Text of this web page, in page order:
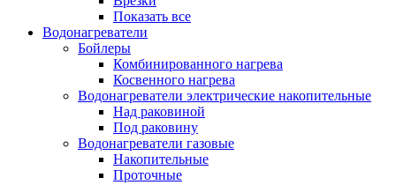
Показать все
Водонагреватели
Бойлеры
Комбинированного нагрева
Косвенного нагрева
Водонагреватели электрические накопительные
Над раковиной
Под раковину
Водонагреватели газовые
Накопительные
Проточные